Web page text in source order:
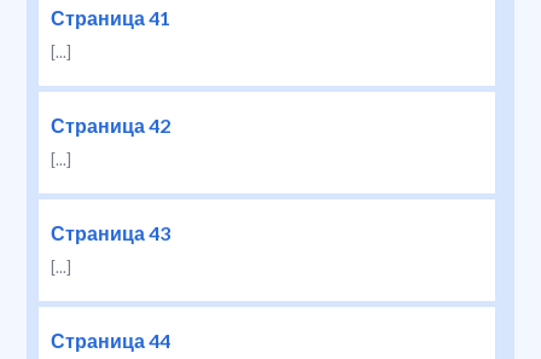
Страница 41
[...]
Страница 42
[...]
Страница 43
[...]
Страница 44